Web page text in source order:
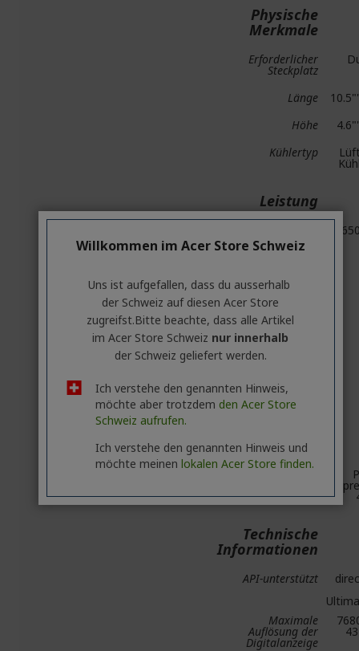
Physische
Merkmale
Erforderlicher
Steckplatz
Länge
Höhe
Kühlertyp
Leistung
Netzteils
Schnittstellen
/ Ports
Anzahl von HDMI-
DisplayPort
Ausgänge
Technische
Informationen
API-unterstützt
Maximale
Auflösung der
Digitalanzeige
Willkommen im Acer Store Schweiz
Uns ist aufgefallen, dass du ausserhalb ​
der Schweiz auf diesen Acer Store
zugreifst.​Bitte beachte, dass alle Artikel
im Acer Store Schweiz nur innerhalb
der Schweiz geliefert werden.
Ich verstehe den genannten Hinweis,
möchte aber trotzdem den Acer Store
Schweiz aufrufen.
Ich verstehe den genannten Hinweis und
möchte meinen lokalen Acer Store finden.